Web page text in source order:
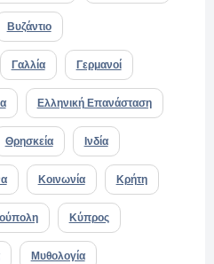
Βυζάντιο
Γαλλία Γερμανοί
Ελληνική Επανάσταση
Θρησκεία Ινδία
Κοινωνία Κρήτη
Κύπρος
Μυθολογία